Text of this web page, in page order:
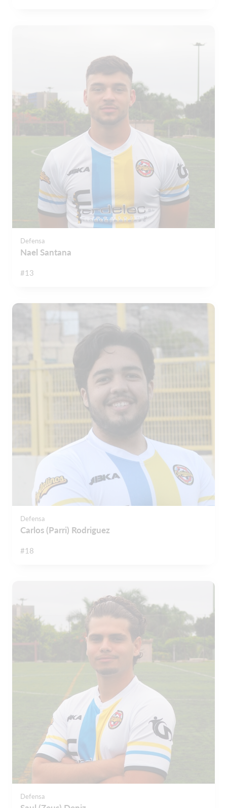
Defensa
Nael Santana
#13
Defensa
Carlos (Parri) Rodriguez
#18
Defensa